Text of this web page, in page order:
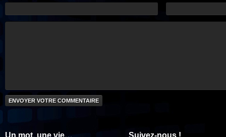
Un mot, une vie… Suivez-nous !